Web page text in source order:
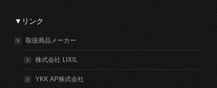
▼リンク
取扱商品メーカー
株式会社 LIXIL
YKK AP株式会社